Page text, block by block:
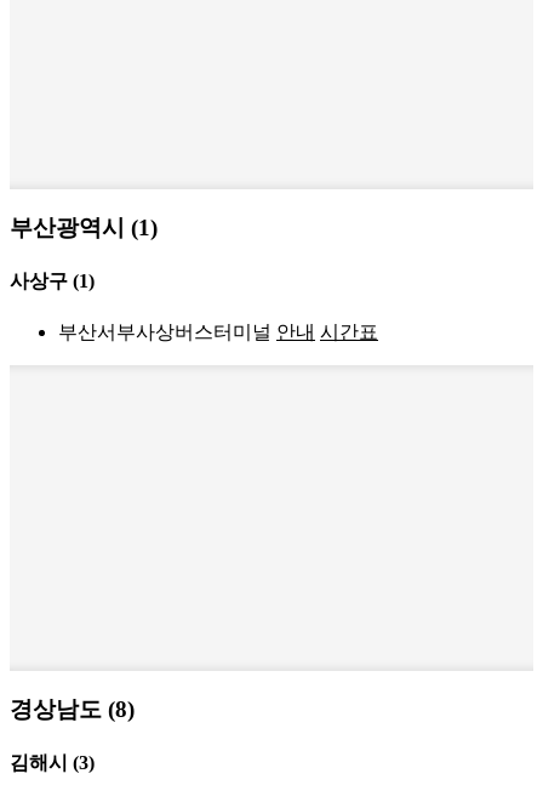
부산광역시 (1)
사상구 (1)
부산서부사상버스터미널 안내 시간표
경상남도 (8)
김해시 (3)